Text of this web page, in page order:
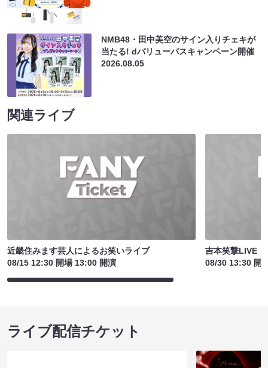
NMB48・田中美空のサイン入りチェキが
当たる! dバリューパスキャンペーン開催
2026.08.05
関連ライブ
近畿住みます芸人によるお笑いライブ
08/15 12:30 開場 13:00 開演
吉本笑撃LIVE
08/30 13:30 開
ライブ配信チケット